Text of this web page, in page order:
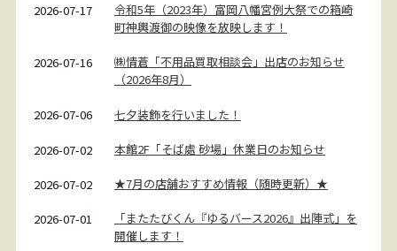
2026-07-17
令和5年（2023年）富岡八幡宮例大祭での箱崎
町神輿渡御の映像を放映します！
2026-07-16
㈱情蒼「不用品買取相談会」出店のお知らせ
（2026年8月）
2026-07-06 七夕装飾を行いました！
2026-07-02 本館2F「そば處 砂場」休業日のお知らせ
2026-07-02 ★7月の店舗おすすめ情報（随時更新）★
2026-07-01
「またたびくん『ゆるバース2026』出陣式」を
開催します！